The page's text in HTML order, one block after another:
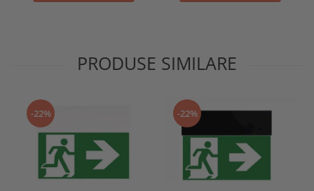
PRODUSE SIMILARE
-22% -22%